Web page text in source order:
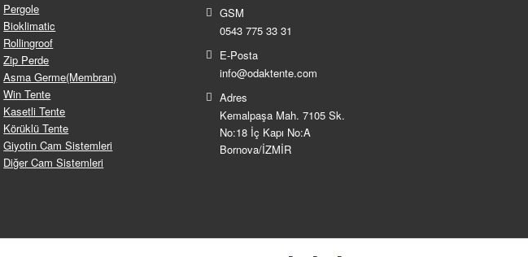
Pergole
Bioklimatic
Rollingroof
Zip Perde
Asma Germe(Membran)
Win Tente
Kasetli Tente
Körüklü Tente
Giyotin Cam Sistemleri
Diğer Cam Sistemleri
GSM
0543 775 33 31
E-Posta
info@odaktente.com
Adres
Kemalpaşa Mah. 7105 Sk.
No:18 İç Kapı No:A
Bornova/İZMİR